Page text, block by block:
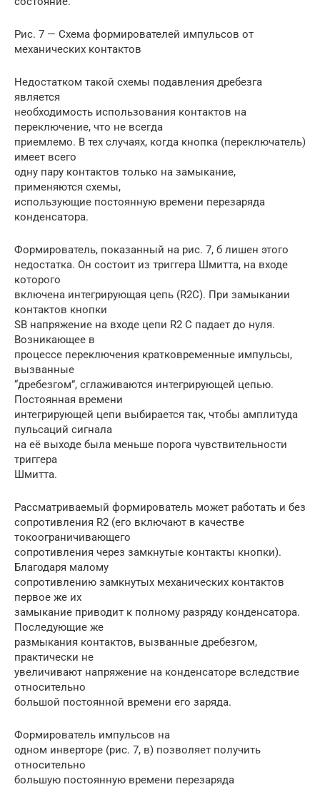
Рис. 7 — Схема формирователей импульсов от
механических контактов
Недостатком такой схемы подавления дребезга
является
необходимость использования контактов на
переключение, что не всегда
приемлемо. В тех случаях, когда кнопка (переключатель)
имеет всего
одну пару контактов только на замыкание,
применяются схемы,
использующие постоянную времени перезаряда
конденсатора.
Формирователь, показанный на рис. 7, б лишен этого
недостатка. Он состоит из триггера Шмитта, на входе
которого
включена интегрирующая цепь (R2C). При замыкании
контактов кнопки
SB напряжение на входе цепи R2 C падает до нуля.
Возникающее в
процессе переключения кратковременные импульсы,
вызванные
“дребезгом”, сглаживаются интегрирующей цепью.
Постоянная времени
интегрирующей цепи выбирается так, чтобы амплитуда
пульсаций сигнала
на её выходе была меньше порога чувствительности
триггера
Шмитта.
Рассматриваемый формирователь может работать и без
сопротивления R2 (его включают в качестве
токоограничивающего
сопротивления через замкнутые контакты кнопки).
Благодаря малому
сопротивлению замкнутых механических контактов
первое же их
замыкание приводит к полному разряду конденсатора.
Последующие же
размыкания контактов, вызванные дребезгом,
практически не
увеличивают напряжение на конденсаторе вследствие
относительно
большой постоянной времени его заряда.
Формирователь импульсов на
одном инверторе (рис. 7, в) позволяет получить
относительно
большую постоянную времени перезаряда